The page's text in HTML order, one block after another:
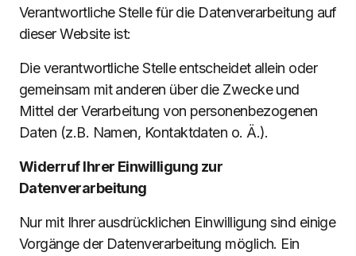
Verantwortliche Stelle für die Datenverarbeitung auf
dieser Website ist:
Die verantwortliche Stelle entscheidet allein oder
gemeinsam mit anderen über die Zwecke und
Mittel der Verarbeitung von personenbezogenen
Daten (z.B. Namen, Kontaktdaten o. Ä.).
Widerruf Ihrer Einwilligung zur
Datenverarbeitung
Nur mit Ihrer ausdrücklichen Einwilligung sind einige
Vorgänge der Datenverarbeitung möglich. Ein